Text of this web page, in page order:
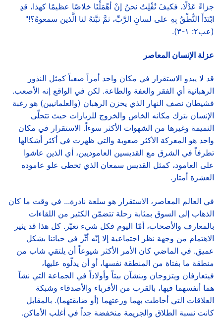
جزاءً عَدْلًا، فكيفَ نُفْلِتُ نحنُ إنْ أهْمَلْنَا خلاصًا عظيمًا كهذا، قدِ
ابْتَدَأَ النُّطْقُ بِهِ على لسانِ الرَّبِّ، ثمَّ ثبَّتَهُ لنا الَّذين سمعوهُ؟!"
(عب٢: ١-٣).
عزلة الإنسان المعاصر
قد لا يبدو الاستقرار في مكان واحد أمراً صعباً كمثل النذور
الرهبانية أي الفقر والعفة والطاعة. لكن في الواقع إنه الأصعب.
فشيطان نصف النهار الذي يحزن الرهبان (والعلمانيين) هو رغبة
الإنسان بترك مكانه الخاص والخروج للزيارات حيث تتجلّى
النميمة وغيرها من الشهوات الأكثر سوءاً. الاستقرار في مكان
واحد هو المعركة الأكثر صعوبة والتي ظهرت في أكثر أشكالها
تطرفاً في الشرق مع القديسين العاموديين، أي الذين عاشوا
على العامود، كمثل القديس سمعان الذي تخطى علو عاموده
العشرة أمتار.
في العالم المعاصر، الاستقرار هو سلعة نادرة... في وقت ما كان
الذهاب إلى السوق بمثابة رحلة تتضمّن الكثير من اللقاءات
بالمعارف والأصحاب، أمّا اليوم فكل شيء تغيّر. كل هذا قد يثير
الاهتمام من وجهة نظر اجتماعية إلا إنّه أثّر في حياتنا بشكل
عميق. في الماضي كان الأمر الأكثر شيوعاً أن يلتقي شاب من
منطقة ما بفتاة من المنطقة نفسها، أو أن يدلّوه عليها،
فيتعارفان ويتزوجان وينشآن بيتاً وأولاداً في الجماعة التي نشآ
هما أنفسهما فيها، بالقرب من الأقرباء والأصدقاء وشبكة
العلاقات التي أحاطت بهما ورعتهما (أو ضايقتهما). بالمقابل
كانت نسبة الطلاق والجريمة منخفضة جداً في أغلب الأماكن.